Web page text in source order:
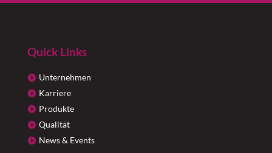
Quick Links
Unternehmen
Karriere
Produkte
Qualität
News & Events